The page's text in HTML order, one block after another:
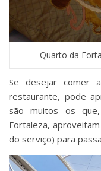
Quarto da
Se desejar comer
restaurante, pode
são muitos os
Fortaleza,
do serviço) para